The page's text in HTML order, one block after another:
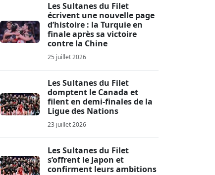
Les Sultanes du Filet
écrivent une nouvelle page
d’histoire : la Turquie en
finale après sa victoire
contre la Chine
25 juillet 2026
Les Sultanes du Filet
domptent le Canada et
filent en demi-finales de la
Ligue des Nations
23 juillet 2026
Les Sultanes du Filet
s’offrent le Japon et
confirment leurs ambitions